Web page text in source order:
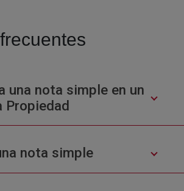
una nota simple en un
Propiedad
nota simple